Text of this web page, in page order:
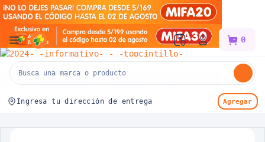
Mifarma 0
Ingresa tu dirección de entrega Agregar